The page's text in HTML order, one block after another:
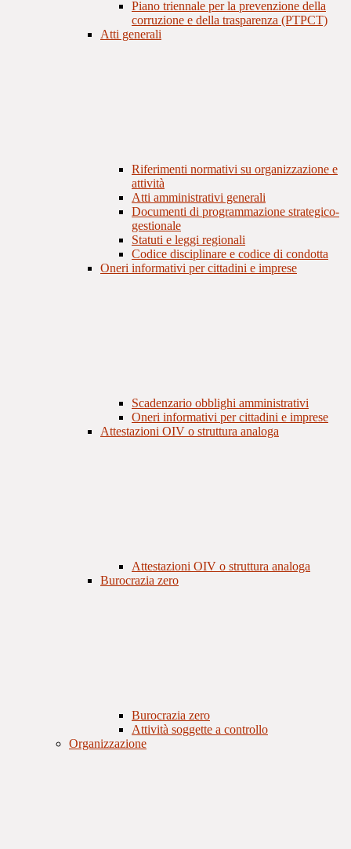
Piano triennale per la prevenzione della
corruzione e della trasparenza (PTPCT)
Atti generali
Riferimenti normativi su organizzazione e
attività
Atti amministrativi generali
Documenti di programmazione strategico-
gestionale
Statuti e leggi regionali
Codice disciplinare e codice di condotta
Oneri informativi per cittadini e imprese
Scadenzario obblighi amministrativi
Oneri informativi per cittadini e imprese
Attestazioni OIV o struttura analoga
Attestazioni OIV o struttura analoga
Burocrazia zero
Burocrazia zero
Attività soggette a controllo
Organizzazione